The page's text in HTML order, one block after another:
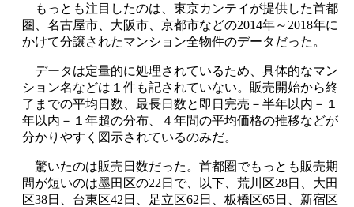
もっとも注目したのは、東京カンテイが提供した首都
圏、名古屋市、大阪市、京都市などの2014年～2018年に
かけて分譲されたマンション全物件のデータだった。
データは定量的に処理されているため、具体的なマン
ション名などは１件も記されていない。販売開始から終
了までの平均日数、最長日数と即日完売－半年以内－１
年以内－１年超の分布、４年間の平均価格の推移などが
分かりやすく図示されているのみだ。
驚いたのは販売日数だった。首都圏でもっとも販売期
間が短いのは墨田区の22日で、以下、荒川区28日、大田
区38日、台東区42日、足立区62日、板橋区65日、新宿区